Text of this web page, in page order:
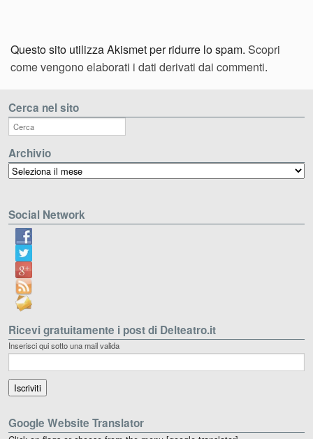
Questo sito utilizza Akismet per ridurre lo spam. Scopri
come vengono elaborati i dati derivati dai commenti.
Cerca nel sito
Archivio
Archivio
Social Network
Ricevi gratuitamente i post di Delteatro.it
Inserisci qui sotto una mail valida
Google Website Translator